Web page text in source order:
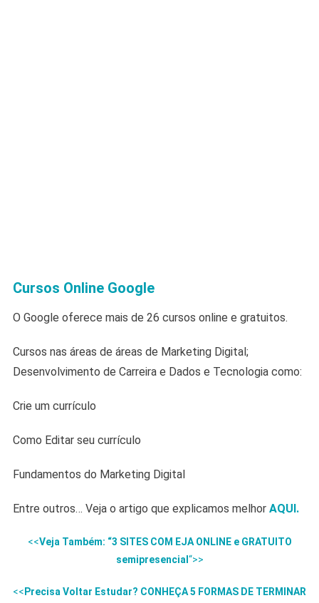
Cursos Online Google
O Google oferece mais de 26 cursos online e gratuitos.
Cursos nas áreas de áreas de Marketing Digital;
Desenvolvimento de Carreira e Dados e Tecnologia como:
Crie um currículo
Como Editar seu currículo
Fundamentos do Marketing Digital
Entre outros… Veja o artigo que explicamos melhor AQUI.
<<Veja Também: “3 SITES COM EJA ONLINE e GRATUITO
semipresencial “>>
<< Precisa Voltar Estudar? CONHEÇA 5 FORMAS DE TERMINAR